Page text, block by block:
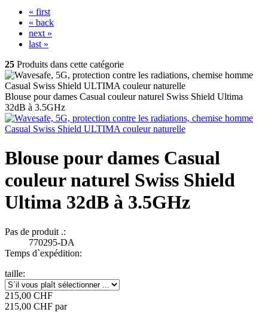
« first
« back
next »
last »
25 Produits dans cette catégorie
Blouse pour dames Casual couleur naturel Swiss Shield Ultima
32dB à 3.5GHz
Blouse pour dames Casual
couleur naturel Swiss Shield
Ultima 32dB à 3.5GHz
Pas de produit .:
770295-DA
Temps d`expédition:
taille:
215,00 CHF
215,00 CHF par